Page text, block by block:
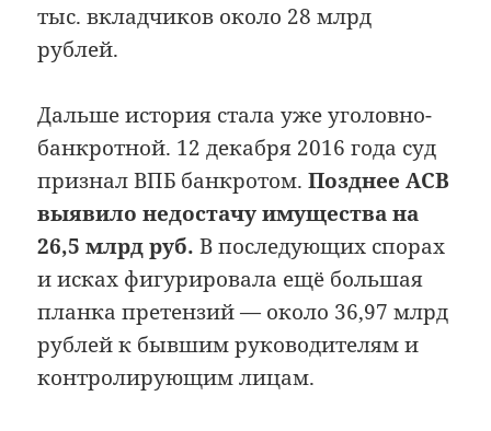
тыс. вкладчиков около 28 млрд
рублей.
Дальше история стала уже уголовно-
банкротной. 12 декабря 2016 года суд
признал ВПБ банкротом.Позднее АСВ
выявило недостачу имущества на
26,5 млрд руб. В последующих спорах
и исках фигурировала ещё большая
планка претензий — около 36,97 млрд
рублей к бывшим руководителям и
контролирующим лицам.